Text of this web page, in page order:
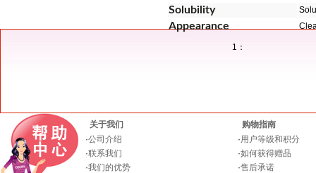
Solubility
Appearance
1：
关于我们
·公司介绍
·联系我们
·我们的优势
购物指南
·用户等级和积分
·如何获得赠品
·售后承诺